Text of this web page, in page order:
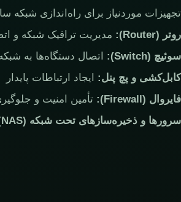
تجهیزات موردنیاز برای راه‌اندازی شبکه
روتر (Router):
مدیریت ترافیک شبکه و
سوئیچ (Switch):
اتصال دستگاه‌ها به
کابل‌کشی و پچ پنل: ایجاد ارتباطات پایدار
فایروال (Firewall):
تأمین امنیت و
سرورها و ذخیره‌سازهای تحت شبکه (NAS):